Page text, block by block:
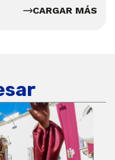
CARGAR MÁS